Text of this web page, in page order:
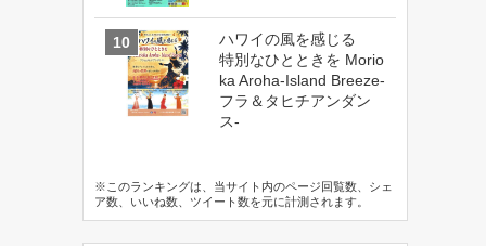
ハワイの風を感じる
特別なひとときを Morio
ka Aroha-Island Breeze-
フラ＆タヒチアンダン
ス-
※このランキングは、当サイト内のページ回覧数、シェ
ア数、いいね数、ツイート数を元に計測されます。